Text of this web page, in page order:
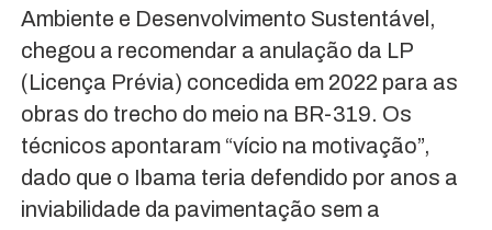
Ambiente e Desenvolvimento Sustentável,
chegou a recomendar a anulação da LP
(Licença Prévia) concedida em 2022 para as
obras do trecho do meio na BR-319. Os
técnicos apontaram “vício na motivação”,
dado que o Ibama teria defendido por anos a
inviabilidade da pavimentação sem a